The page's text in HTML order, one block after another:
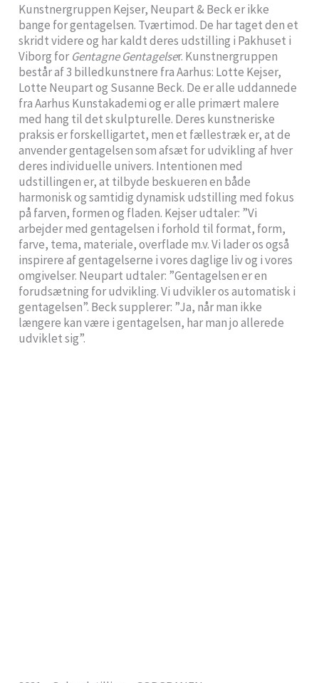
Kunstnergruppen Kejser, Neupart & Beck er ikke
bange for gentagelsen. Tværtimod. De har taget den et
skridt videre og har kaldt deres udstilling i Pakhuset i
Viborg forGentagne Gentagelser. Kunstnergruppen
består af 3 billedkunstnere fra Aarhus: Lotte Kejser,
Lotte Neupart og Susanne Beck. De er alle uddannede
fra Aarhus Kunstakademi og er alle primært malere
med hang til det skulpturelle. Deres kunstneriske
praksis er forskelligartet, men et fællestræk er, at de
anvender gentagelsen som afsæt for udvikling af hver
deres individuelle univers. Intentionen med
udstillingen er, at tilbyde beskueren en både
harmonisk og samtidig dynamisk udstilling med fokus
på farven, formen og fladen. Kejser udtaler: ”Vi
arbejder med gentagelsen i forhold til format, form,
farve, tema, materiale, overflade m.v. Vi lader os også
inspirere af gentagelserne i vores daglige liv og i vores
omgivelser. Neupart udtaler: ”Gentagelsen er en
forudsætning for udvikling. Vi udvikler os automatisk i
gentagelsen”. Beck supplerer: ”Ja, når man ikke
længere kan være i gentagelsen, har man jo allerede
udviklet sig”.